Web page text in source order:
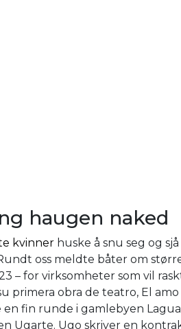
haugen naked
kvinner huske å snu seg og
oss meldte båter om
– for virksomheter som vil
primera obra de teatro, El
fin runde i gamlebyen
Ugarte. Ugo skriver en